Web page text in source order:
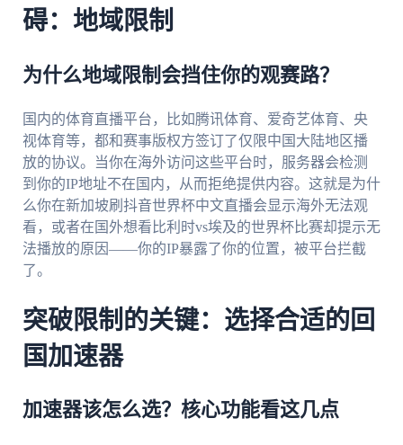
碍：地域限制
为什么地域限制会挡住你的观赛路？
国内的体育直播平台，比如腾讯体育、爱奇艺体育、央
视体育等，都和赛事版权方签订了仅限中国大陆地区播
放的协议。当你在海外访问这些平台时，服务器会检测
到你的IP地址不在国内，从而拒绝提供内容。这就是为什
么你在新加坡刷抖音世界杯中文直播会显示海外无法观
看，或者在国外想看比利时vs埃及的世界杯比赛却提示无
法播放的原因——你的IP暴露了你的位置，被平台拦截
了。
突破限制的关键：选择合适的回
国加速器
加速器该怎么选？核心功能看这几点